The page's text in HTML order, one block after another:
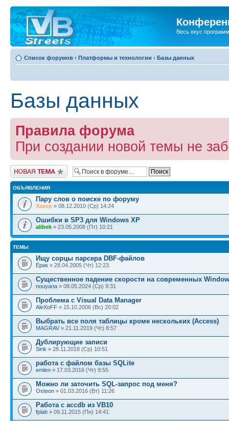
Весь вкус
Список форумов ‹ Платформы и технологии ‹ Базы данных
Базы данных
Правила форума
При создании новой темы не
Новая тема
ОБЪЯВЛЕНИЯ
Пару слов о поиске по форуму
Хакер » 08.12.2010 (Ср) 14:24
Ошибки в SP3 для Windows XP
alibek » 23.05.2008 (Пт) 10:21
ТЕМЫ
Ищу сорцы парсера DBF-файлов
Ёрик » 28.04.2005 (Чт) 12:23
Существенное падение скорости на современных
nouyana » 08.05.2024 (Ср) 9:31
Проблема с Visual Data Manager
AleXoFF » 15.10.2006 (Вс) 20:02
Выбрать все поля таблицы кроме нескольких (Access)
MAGRAV » 21.11.2019 (Чт) 8:57
Дублирующие записи
Sirik » 28.11.2018 (Ср) 10:51
работа с файлом базы SQLite
emlen » 17.03.2016 (Чт) 9:55
Можно ли заточить SQL-запрос под меня?
Osteon » 01.03.2016 (Вт) 11:26
Работа с accdb из VB10
fplab » 09.11.2015 (Пн) 14:41